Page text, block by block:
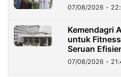
07/08/2026 -
Kemendagri
untuk
Seruan
07/08/2026 -